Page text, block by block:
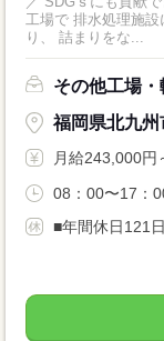
工場で 排水処理施
り、 詰まりをな...
その他工場
福岡県北九州
月給243,000円
08：00〜17：
■年間休日121